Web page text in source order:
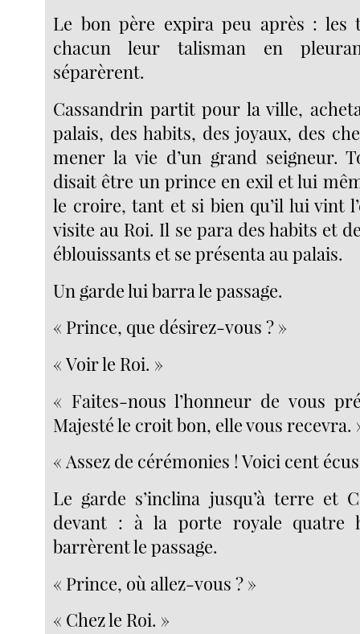
Le bon père expira peu après :
chacun leur talisman en
séparèrent.
Cassandrin partit pour la ville,
palais, des habits, des joyaux, des
mener la vie d’un grand seigneur.
disait être un prince en exil et lui
le croire, tant et si bien qu’il lui vint
visite au Roi. Il se para des habits et
éblouissants et se présenta au palais.
Un garde lui barra le passage.
« Prince, que désirez-vous ? »
« Voir le Roi. »
« Faites-nous l’honneur de vous
Majesté le croit bon, elle vous recevra.
« Assez de cérémonies ! Voici cent
Le garde s’inclina jusqu’à terre et
devant : à la porte royale quatre
barrèrent le passage.
« Prince, où allez-vous ? »
« Chez le Roi. »